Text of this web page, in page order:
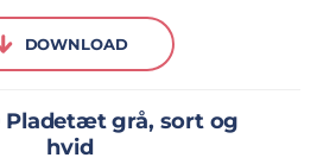
DOWNLOAD
Pladetæt grå, sort og
hvid